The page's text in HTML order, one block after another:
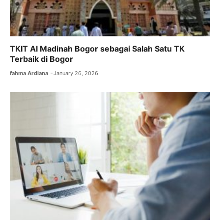
TKIT Al Madinah Bogor sebagai Salah Satu TK
Terbaik di Bogor
fahma Ardiana January 26, 2026